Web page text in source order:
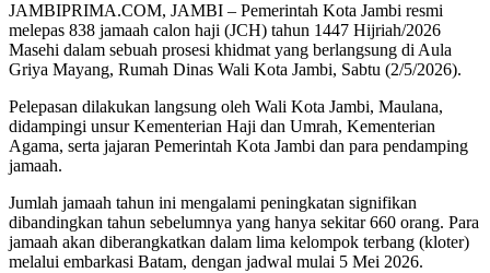
JAMBIPRIMA.COM, JAMBI – Pemerintah Kota Jambi resmi
melepas 838 jamaah calon haji (JCH) tahun 1447 Hijriah/2026
Masehi dalam sebuah prosesi khidmat yang berlangsung di Aula
Griya Mayang, Rumah Dinas Wali Kota Jambi, Sabtu (2/5/2026).
Pelepasan dilakukan langsung oleh Wali Kota Jambi, Maulana,
didampingi unsur Kementerian Haji dan Umrah, Kementerian
Agama, serta jajaran Pemerintah Kota Jambi dan para pendamping
jamaah.
Jumlah jamaah tahun ini mengalami peningkatan signifikan
dibandingkan tahun sebelumnya yang hanya sekitar 660 orang. Para
jamaah akan diberangkatkan dalam lima kelompok terbang (kloter)
melalui embarkasi Batam, dengan jadwal mulai 5 Mei 2026.